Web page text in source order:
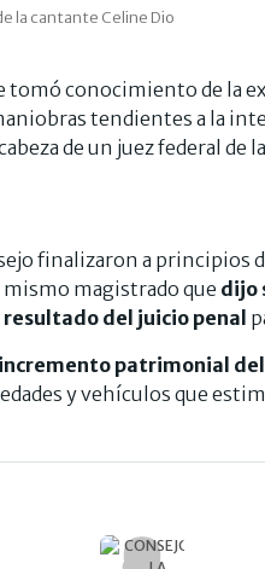
la cantante Celine Dio
conocimiento de la
tendientes a la
de un juez federal de
finalizaron a principios
mismo magistrado que dijo
del juicio penal
incremento patrimonial
y vehículos que